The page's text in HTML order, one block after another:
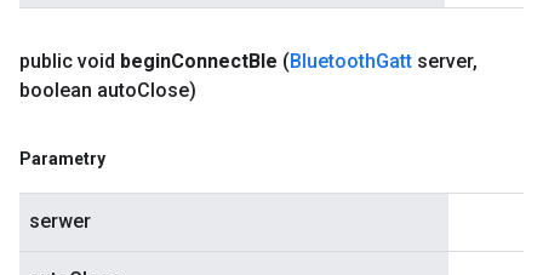
public void beginConnectBle (BluetoothGatt server,
boolean autoClose)
Parametry
serwer